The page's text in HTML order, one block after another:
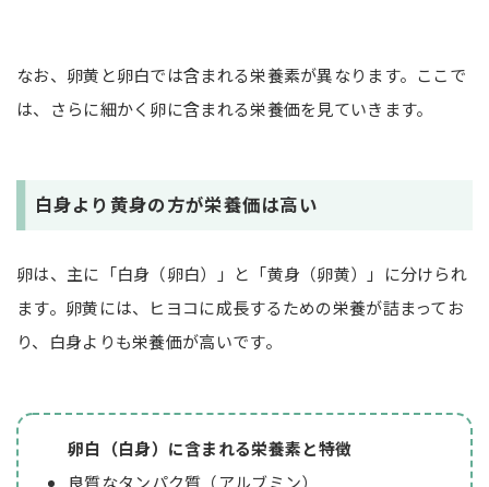
なお、卵黄と卵白では含まれる栄養素が異なります。ここで
は、さらに細かく卵に含まれる栄養価を見ていきます。
白身より黄身の方が栄養価は高い
卵は、主に「白身（卵白）」と「黄身（卵黄）」に分けられ
ます。卵黄には、ヒヨコに成長するための栄養が詰まってお
り、白身よりも栄養価が高いです。
卵白（白身）に含まれる栄養素と特徴